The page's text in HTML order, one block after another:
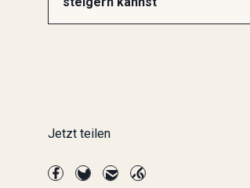
Jetzt teilen